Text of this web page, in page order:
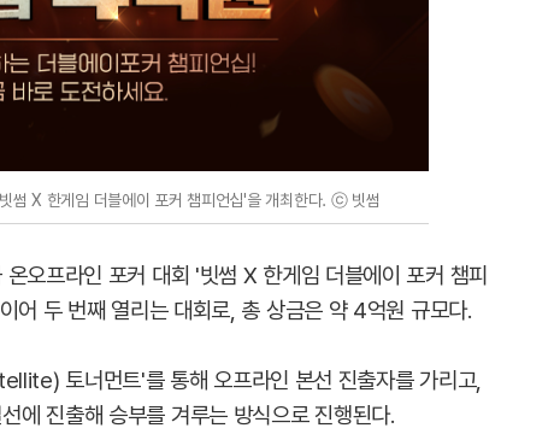
썸 X 한게임 더블에이 포커 챔피언십'을 개최한다. ⓒ 빗썸
오프라인 포커 대회 '빗썸 X 한게임 더블에이 포커 챔피
어 두 번째 열리는 대회로, 총 상금은 약 4억원 규모다.
토너먼트'를 통해 오프라인 본선 진출자를 가리고,
에 진출해 승부를 겨루는 방식으로 진행된다.